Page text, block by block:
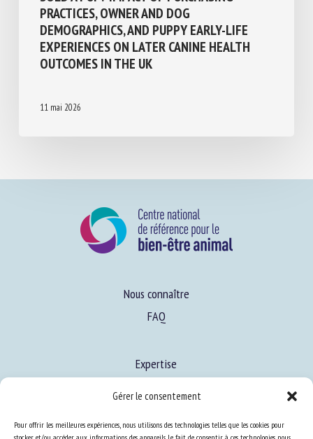
Gérer le consentement
Pour offrir les meilleures expériences, nous utilisons des technologies telles que les cookies pour
SOLD A PUP? IMPACT OF PURCHASING
PRACTICES, OWNER AND DOG
DEMOGRAPHICS, AND PUPPY EARLY-LIFE
EXPERIENCES ON LATER CANINE HEALTH
Expertise
S’informer sur le BEA
Se former au BEA